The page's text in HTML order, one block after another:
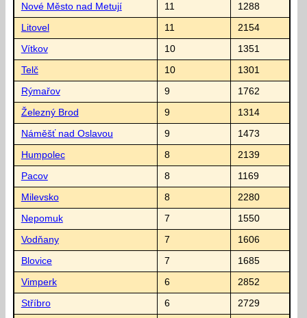
Nové Město nad Metují 11 1288
Litovel 11 2154
Vítkov 10 1351
Telč 10 1301
Rýmařov 9 1762
Železný Brod 9 1314
Náměšť nad Oslavou 9 1473
Humpolec 8 2139
Pacov 8 1169
Milevsko 8 2280
Nepomuk 7 1550
Vodňany 7 1606
Blovice 7 1685
Vimperk 6 2852
Stříbro 6 2729